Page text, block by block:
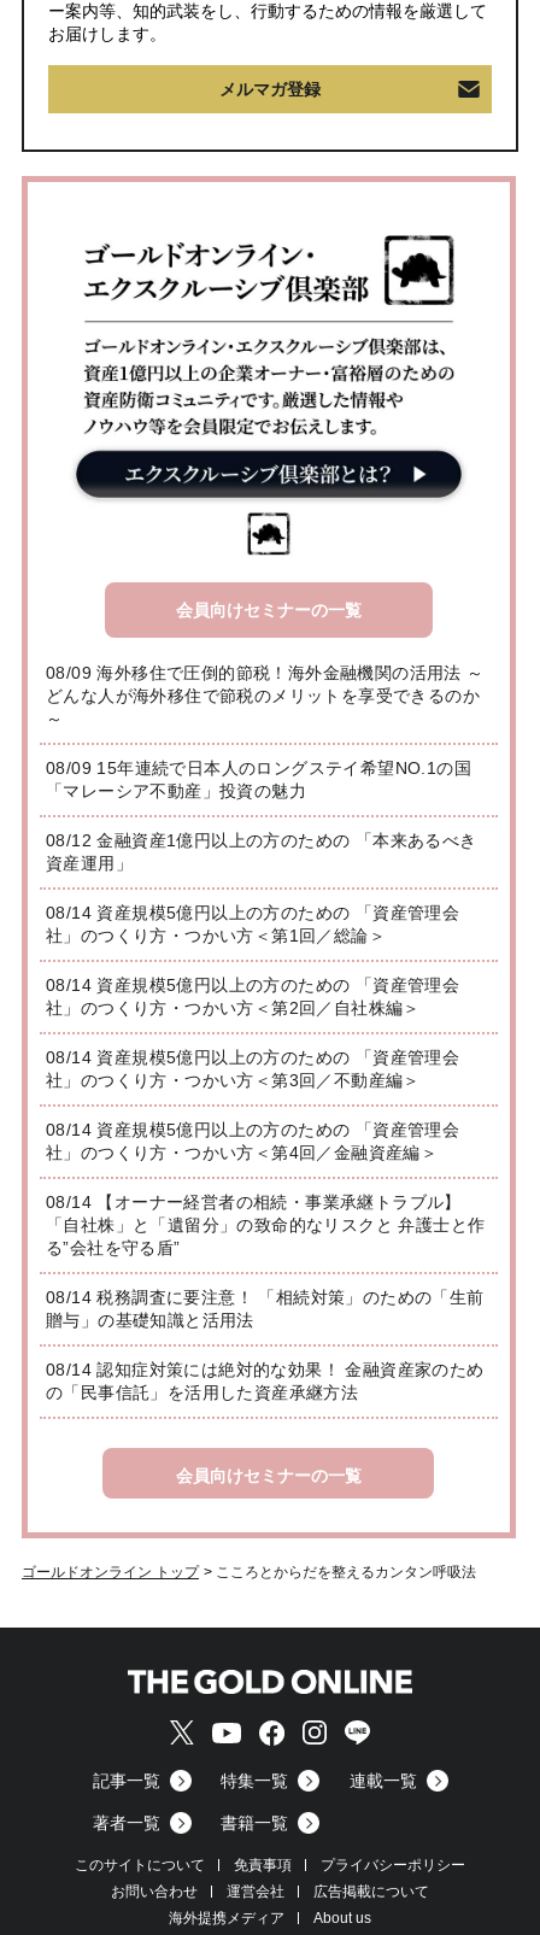
ー案内等、知的武装をし、行動するための情報を厳選して
お届けします。
メルマガ登録
会員向けセミナーの一覧
08/09 海外移住で圧倒的節税！海外金融機関の活用法 ～
どんな人が海外移住で節税のメリットを享受できるのか
～
08/09 15年連続で日本人のロングステイ希望NO.1の国
「マレーシア不動産」投資の魅力
08/12 金融資産1億円以上の方のための 「本来あるべき
資産運用」
08/14 資産規模5億円以上の方のための 「資産管理会
社」のつくり方・つかい方＜第1回／総論＞
08/14 資産規模5億円以上の方のための 「資産管理会
社」のつくり方・つかい方＜第2回／自社株編＞
08/14 資産規模5億円以上の方のための 「資産管理会
社」のつくり方・つかい方＜第3回／不動産編＞
08/14 資産規模5億円以上の方のための 「資産管理会
社」のつくり方・つかい方＜第4回／金融資産編＞
08/14 【オーナー経営者の相続・事業承継トラブル】
「自社株」と「遺留分」の致命的なリスクと 弁護士と作
る”会社を守る盾”
08/14 税務調査に要注意！ 「相続対策」のための「生前
贈与」の基礎知識と活用法
08/14 認知症対策には絶対的な効果！ 金融資産家のため
の「民事信託」を活用した資産承継方法
会員向けセミナーの一覧
ゴールドオンライン トップ > こころとからだを整えるカンタン呼吸法
記事一覧 特集一覧 連載一覧
著者一覧 書籍一覧
このサイトについて 免責事項
プライバシーポリシー
お問い合わせ
運営会社
広告掲載について
海外提携メディア
About us